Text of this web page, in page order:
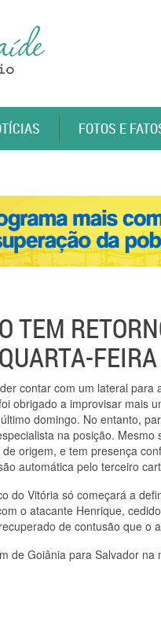
FOTOS E
TEM
FEIRA
contar com um lateral para
obrigado a improvisar mais
domingo. No entanto,
na posição.
de origem, e tem presença
automática pelo terceiro
do Vitória só começará a
o atacante Henrique,
de contusão que o
de Goiânia para Salvador